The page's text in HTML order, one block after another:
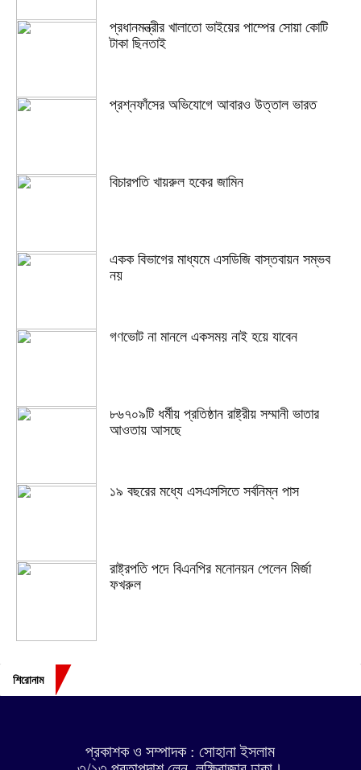
প্রধানমন্ত্রীর খালাতো ভাইয়ের পাম্পের সোয়া কোটি
টাকা ছিনতাই
প্রশ্নফাঁসের অভিযোগে আবারও উত্তাল ভারত
বিচারপতি খায়রুল হকের জামিন
একক বিভাগের মাধ্যমে এসডিজি বাস্তবায়ন সম্ভব
নয়
গণভোট না মানলে একসময় নাই হয়ে যাবেন
৮৬৭০৯টি ধর্মীয় প্রতিষ্ঠান রাষ্ট্রীয় সম্মানী ভাতার
আওতায় আসছে
১৯ বছরের মধ্যে এসএসসিতে সর্বনিম্ন পাস
রাষ্ট্রপতি পদে বিএনপির মনোনয়ন পেলেন মির্জা
ফখরুল
শিরোনাম
প্রকাশক ও সম্পাদক : সোহানা ইসলাম